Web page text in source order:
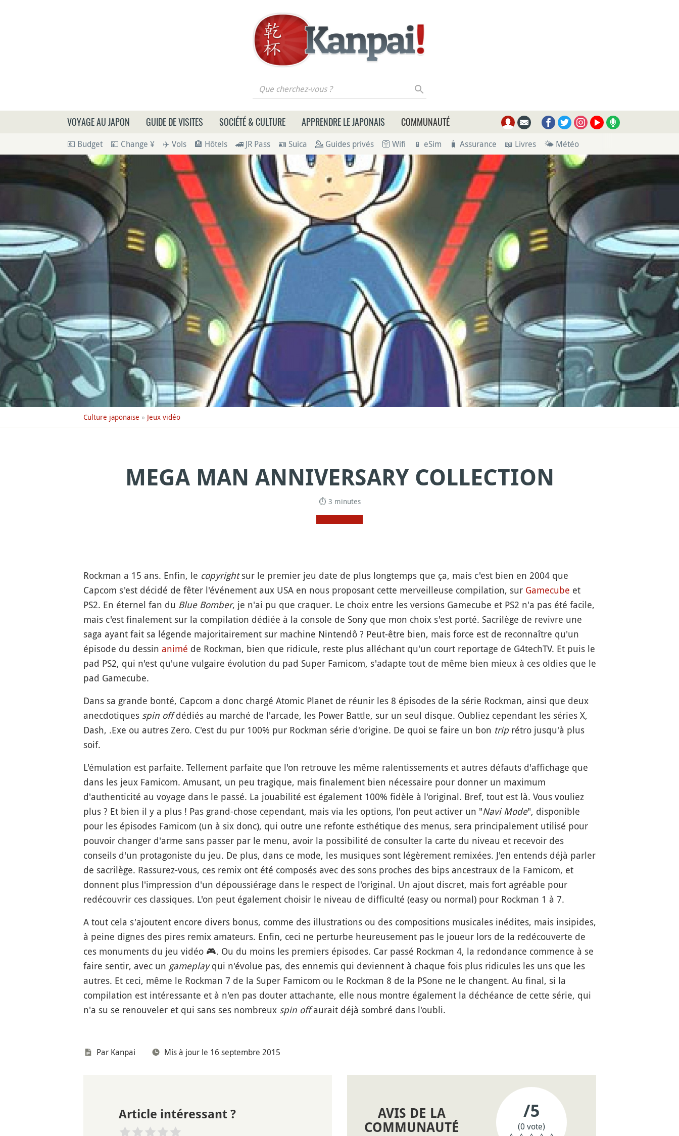
Que cherchez-vous ?
VOYAGE AU JAPON GUIDE DE VISITES SOCIÉTÉ & CULTURE APPRENDRE LE JAPONAIS COMMUNAUTÉ
💶 Budget 💴 Change ¥ ✈️ Vols 🏨 Hôtels 🚄 JR Pass 🪪 Suica 💁 Guides privés 🛜 Wifi 📱 eSim 🧳 Assurance 📖 Livres 🌤 Météo
Culture japonaise » Jeux vidéo
MEGA MAN ANNIVERSARY COLLECTION
⏱ 3 minutes
Rockman a 15 ans. Enfin, le copyrightsur le premier jeu date de plus longtemps que ça, mais c'est bien en 2004 que
Capcom s'est décidé de fêter l'événement aux USA en nous proposant cette merveilleuse compilation, sur Gamecube et
PS2. En éternel fan du Blue Bomber, je n'ai pu que craquer. Le choix entre les versions Gamecube et PS2 n'a pas été facile,
mais c'est finalement sur la compilation dédiée à la console de Sony que mon choix s'est porté. Sacrilège de revivre une
saga ayant fait sa légende majoritairement sur machine Nintendô ? Peut-être bien, mais force est de reconnaître qu'un
épisode du dessin animé de Rockman, bien que ridicule, reste plus alléchant qu'un court reportage de G4techTV. Et puis le
pad PS2, qui n'est qu'une vulgaire évolution du pad Super Famicom, s'adapte tout de même bien mieux à ces oldies que le
pad Gamecube.
Dans sa grande bonté, Capcom a donc chargé Atomic Planet de réunir les 8 épisodes de la série Rockman, ainsi que deux
anecdotiques spin offdédiés au marché de l'arcade, les Power Battle, sur un seul disque. Oubliez cependant les séries X,
Dash, .Exe ou autres Zero. C'est du pur 100% pur Rockman série d'origine. De quoi se faire un bon triprétro jusqu'à plus
soif.
L'émulation est parfaite. Tellement parfaite que l'on retrouve les même ralentissements et autres défauts d'affichage que
dans les jeux Famicom. Amusant, un peu tragique, mais finalement bien nécessaire pour donner un maximum
d'authenticité au voyage dans le passé. La jouabilité est également 100% fidèle à l'original. Bref, tout est là. Vous vouliez
plus ? Et bien il y a plus ! Pas grand-chose cependant, mais via les options, l'on peut activer un "Navi Mode", disponible
pour les épisodes Famicom (un à six donc), qui outre une refonte esthétique des menus, sera principalement utilisé pour
pouvoir changer d'arme sans passer par le menu, avoir la possibilité de consulter la carte du niveau et recevoir des
conseils d'un protagoniste du jeu. De plus, dans ce mode, les musiques sont légèrement remixées. J'en entends déjà parler
de sacrilège. Rassurez-vous, ces remix ont été composés avec des sons proches des bips ancestraux de la Famicom, et
donnent plus l'impression d'un dépoussiérage dans le respect de l'original. Un ajout discret, mais fort agréable pour
redécouvrir ces classiques. L'on peut également choisir le niveau de difficulté (easy ou normal) pour Rockman 1 à 7.
A tout cela s'ajoutent encore divers bonus, comme des illustrations ou des compositions musicales inédites, mais insipides,
à peine dignes des pires remix amateurs. Enfin, ceci ne perturbe heureusement pas le joueur lors de la redécouverte de
ces monuments du jeu vidéo 🎮. Ou du moins les premiers épisodes. Car passé Rockman 4, la redondance commence à se
faire sentir, avec un gameplayqui n'évolue pas, des ennemis qui deviennent à chaque fois plus ridicules les uns que les
autres. Et ceci, même le Rockman 7 de la Super Famicom ou le Rockman 8 de la PSone ne le changent. Au final, si la
compilation est intéressante et à n'en pas douter attachante, elle nous montre également la déchéance de cette série, qui
n'a su se renouveler et qui sans ses nombreux spin offaurait déjà sombré dans l'oubli.
Par Kanpai Mis à jour le 16 septembre 2015
Article intéressant ?
AVIS DE LA
COMMUNAUTÉ
/5
(0 vote)